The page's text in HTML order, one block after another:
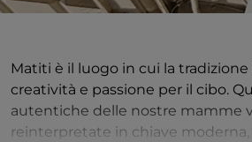
Matiti è il luogo in cui la
creatività e passione per il cibo.
autentiche delle nostre mamme
reinterpretate in chiave moderna,